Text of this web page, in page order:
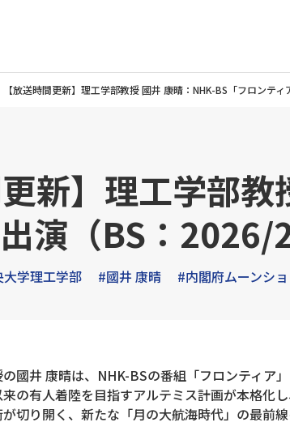
【放送時間更新】理工学部教授 國井 康晴：NHK-BS「フロンテ
更新】理工学部
演（BS：2026/
学理工学部 #國井 康晴 #内閣府ムーンシ
國井 康晴は、NHK-BSの番組「フロンティア
の有人着陸を目指すアルテミス計画が本格化
切り開く、新たな「月の大航海時代」の最前線